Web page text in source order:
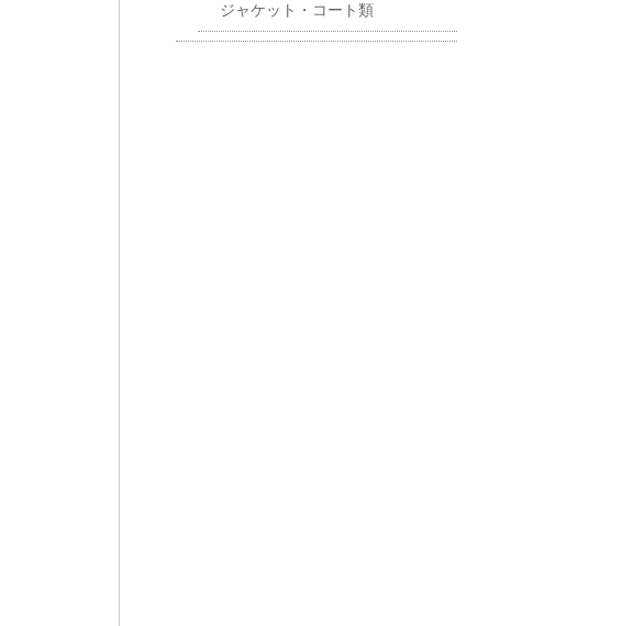
ジャケット・コート類